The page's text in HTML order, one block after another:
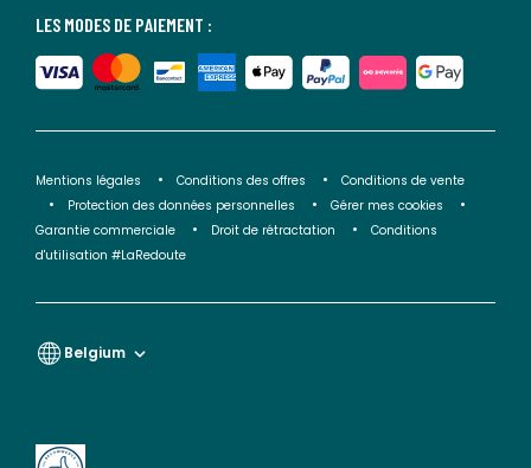
LES MODES DE PAIEMENT :
Mentions légales Conditions des offres
Conditions de vente
Protection des données personnelles
Gérer mes cookies
Garantie commerciale
Droit de rétractation
Conditions
d'utilisation #LaRedoute
Belgium